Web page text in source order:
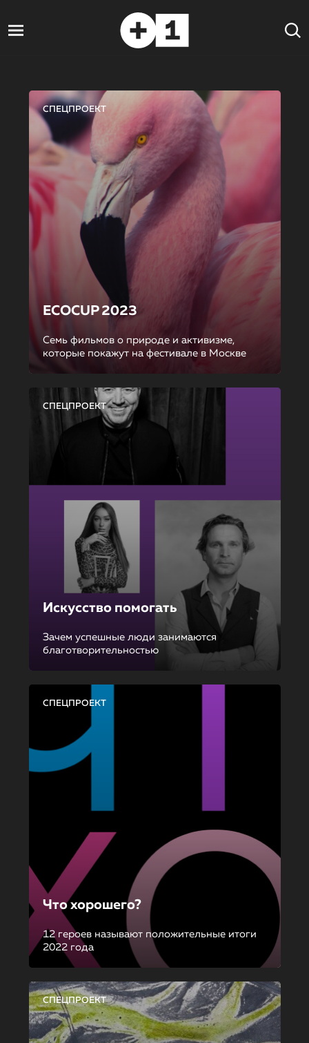
СПЕЦПРОЕКТ
ECOCUP 2023
Семь фильмов о природе и активизме,
которые покажут на фестивале в Москве
СПЕЦПРОЕКТ
Искусство помогать
Зачем успешные люди занимаются
благотворительностью
СПЕЦПРОЕКТ
Что хорошего?
12 героев называют положительные итоги
2022 года
СПЕЦПРОЕКТ